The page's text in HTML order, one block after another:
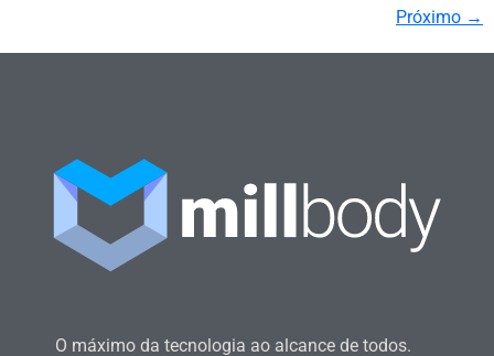
Próximo →
O máximo da tecnologia ao alcance de todos.